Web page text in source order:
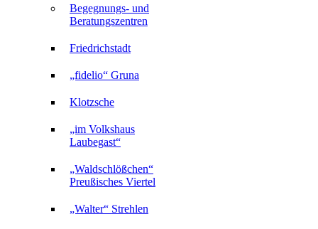
Begegnungs- und
Beratungszentren
Friedrichstadt
„fidelio“ Gruna
Klotzsche
„im Volkshaus
Laubegast“
„Waldschlößchen“
Preußisches Viertel
„Walter“ Strehlen